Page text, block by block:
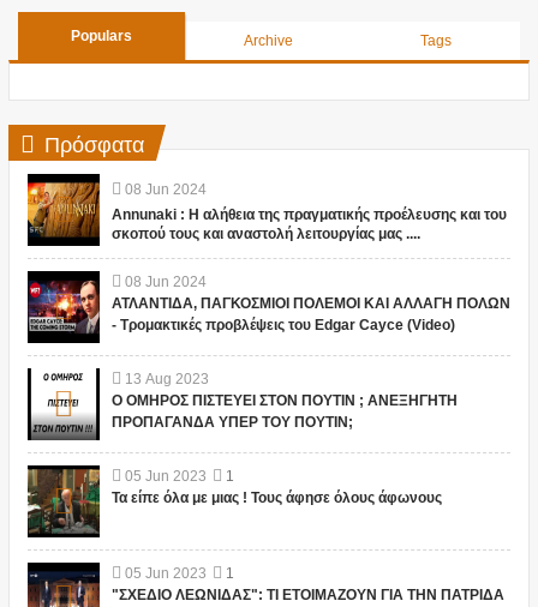
Populars Archive Tags
Πρόσφατα
08 Jun 2024
Annunaki : Η αλήθεια της πραγματικής προέλευσης και του
σκοπού τους και αναστολή λειτουργίας μας ....
08 Jun 2024
ΑΤΛΑΝΤΙΔΑ, ΠΑΓΚΟΣΜΙΟΙ ΠΟΛΕΜΟΙ ΚΑΙ ΑΛΛΑΓΗ ΠΟΛΩΝ
- Τρομακτικές προβλέψεις του Edgar Cayce (Video)
13 Aug 2023
Ο ΟΜΗΡΟΣ ΠΙΣΤΕΥΕΙ ΣΤΟΝ ΠΟΥΤΙΝ ; ΑΝΕΞΗΓΗΤΗ
ΠΡΟΠΑΓΑΝΔΑ ΥΠΕΡ ΤΟΥ ΠΟΥΤΙΝ;
05 Jun 2023
1
Τα είπε όλα με μιας ! Τους άφησε όλους άφωνους
05 Jun 2023
1
"ΣΧΕΔΙΟ ΛΕΩΝΙΔΑΣ": ΤΙ ΕΤΟΙΜΑΖΟΥΝ ΓΙΑ ΤΗΝ ΠΑΤΡΙΔΑ